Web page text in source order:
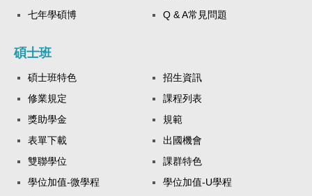
七年學碩博
Q & A常見問題
碩士班
碩士班特色
招生資訊
修業規定
課程列表
獎助學金
規範
表單下載
出國機會
雙聯學位
課群特色
學位加值-微學程
學位加值-U學程